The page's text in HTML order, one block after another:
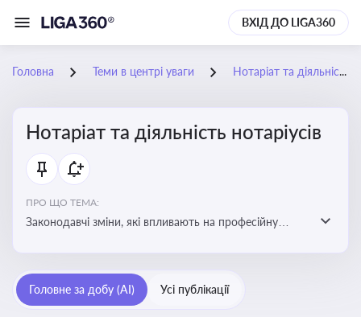
ВХІД ДО LIGA360
Головна Теми в центрі уваги Нотаріат та діяльність нотаріусів
Нотаріат та діяльність нотаріусів
ПРО ЩО ТЕМА:
Законодавчі зміни, які впливають на професійну
Головне за добу (AI) Усі публікації